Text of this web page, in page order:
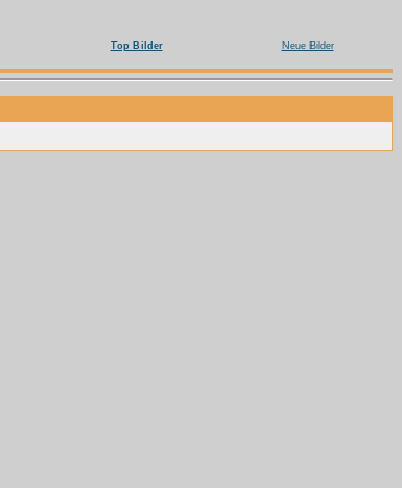
Top Bilder Neue Bilder